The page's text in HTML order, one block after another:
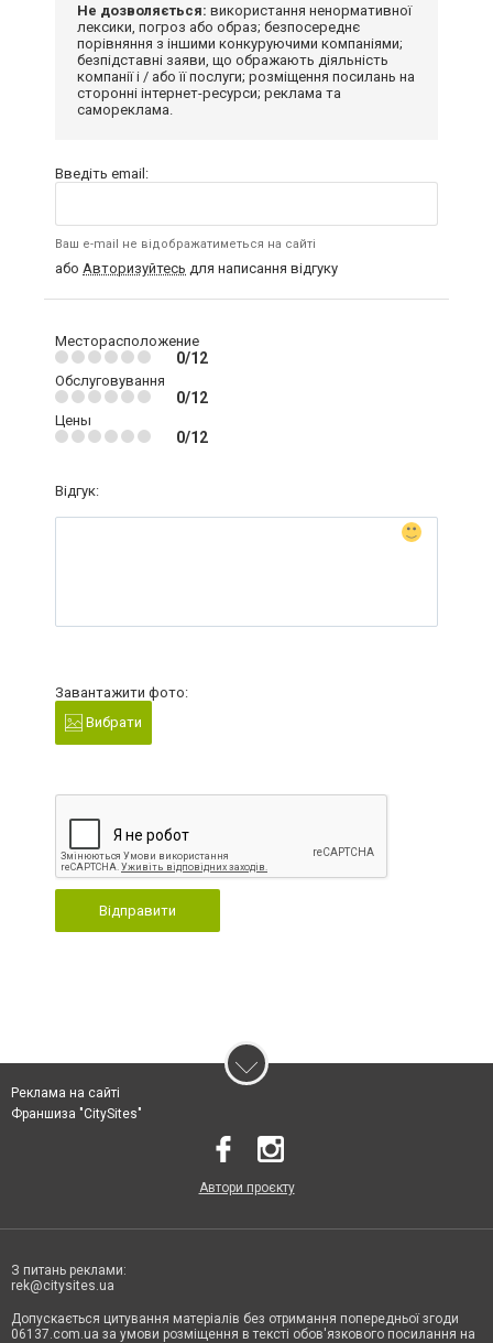
Не дозволяється: використання ненормативної
лексики, погроз або образ; безпосереднє
порівняння з іншими конкуруючими компаніями;
безпідставні заяви, що ображають діяльність
компанії і / або її послуги; розміщення посилань на
сторонні інтернет-ресурси; реклама та
самореклама.
Введіть email:
Ваш e-mail не відображатиметься на сайті
або Авторизуйтесь для написання відгуку
Месторасположение
0/12
Обслуговування
0/12
Цены
0/12
Відгук:
Завантажити фото:
Вибрати
Відправити
Реклама на сайті
Франшиза "CitySites"
Автори проєкту
З питань реклами:
rek@citysites.ua
Допускається цитування матеріалів без отримання попередньої згоди
06137.com.ua за умови розміщення в тексті обов'язкового посилання на